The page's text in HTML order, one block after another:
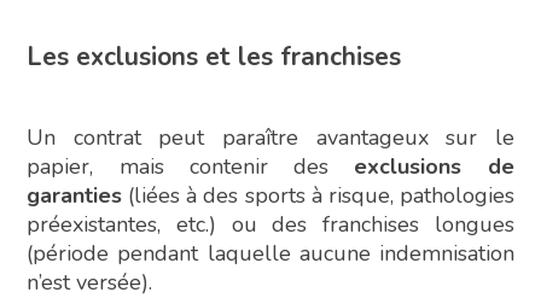
Les exclusions et les franchises
Un contrat peut paraître avantageux sur le
papier, mais contenir des exclusions de
garanties (liées à des sports à risque, pathologies
préexistantes, etc.) ou des franchises longues
(période pendant laquelle aucune indemnisation
n’est versée).